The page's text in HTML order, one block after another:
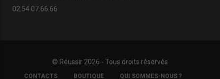
02.54.07.66.66
© Réussir 2026 - Tous droits réservés
FOOTER
CONTACTS BOUTIQUE QUI SOMMES-NOUS ?